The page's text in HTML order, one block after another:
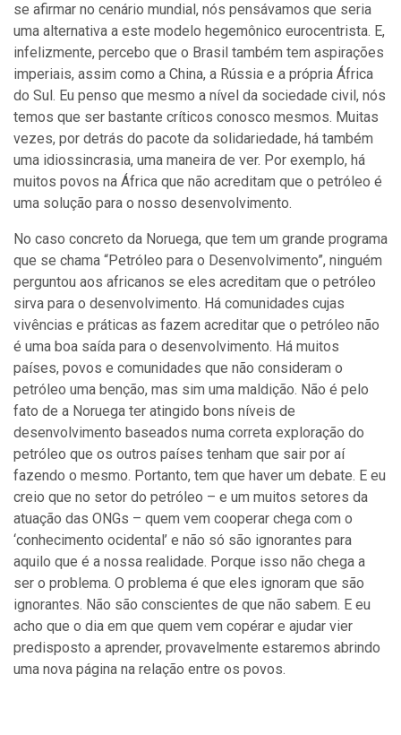
se afirmar no cenário mundial, nós pensávamos que seria
uma alternativa a este modelo hegemônico eurocentrista. E,
infelizmente, percebo que o Brasil também tem aspirações
imperiais, assim como a China, a Rússia e a própria África
do Sul. Eu penso que mesmo a nível da sociedade civil, nós
temos que ser bastante críticos conosco mesmos. Muitas
vezes, por detrás do pacote da solidariedade, há também
uma idiossincrasia, uma maneira de ver. Por exemplo, há
muitos povos na África que não acreditam que o petróleo é
uma solução para o nosso desenvolvimento.
No caso concreto da Noruega, que tem um grande programa
que se chama “Petróleo para o Desenvolvimento”, ninguém
perguntou aos africanos se eles acreditam que o petróleo
sirva para o desenvolvimento. Há comunidades cujas
vivências e práticas as fazem acreditar que o petróleo não
é uma boa saída para o desenvolvimento. Há muitos
países, povos e comunidades que não consideram o
petróleo uma benção, mas sim uma maldição. Não é pelo
fato de a Noruega ter atingido bons níveis de
desenvolvimento baseados numa correta exploração do
petróleo que os outros países tenham que sair por aí
fazendo o mesmo. Portanto, tem que haver um debate. E eu
creio que no setor do petróleo – e um muitos setores da
atuação das ONGs – quem vem cooperar chega com o
‘conhecimento ocidental’ e não só são ignorantes para
aquilo que é a nossa realidade. Porque isso não chega a
ser o problema. O problema é que eles ignoram que são
ignorantes. Não são conscientes de que não sabem. E eu
acho que o dia em que quem vem copérar e ajudar vier
predisposto a aprender, provavelmente estaremos abrindo
uma nova página na relação entre os povos.